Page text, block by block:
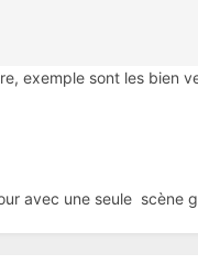
exemple sont les bien
avec une seule scène